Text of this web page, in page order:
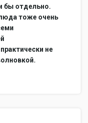
бы отдельно.
тоже очень
не